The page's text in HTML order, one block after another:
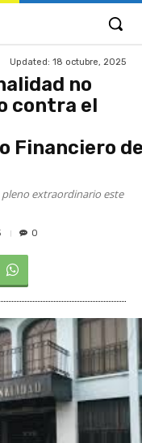
Updated: 18 octubre, 2025
no
contra el
Financiero
extraordinario este
0